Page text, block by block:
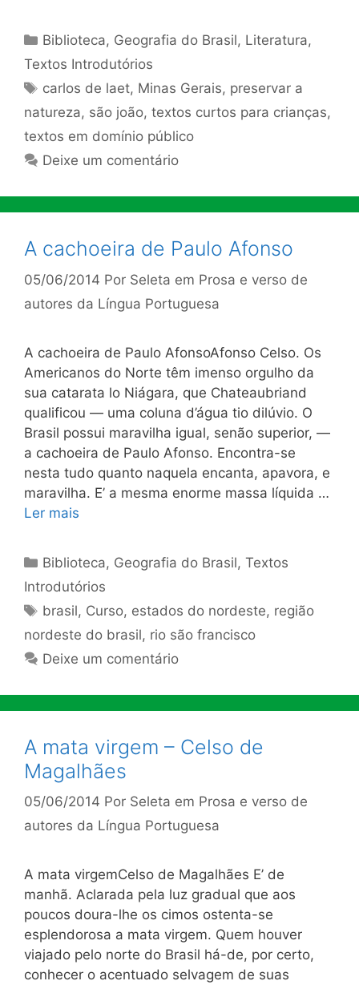
Categorias
Biblioteca, Geografia do Brasil, Literatura,
Textos Introdutórios
Tags
carlos de laet, Minas Gerais, preservar a
natureza, são joão, textos curtos para crianças,
textos em domínio público
Deixe um comentário
A cachoeira de Paulo Afonso
05/06/2014 Por Seleta em Prosa e verso de
autores da Língua Portuguesa
A cachoeira de Paulo AfonsoAfonso Celso. Os
Americanos do Norte têm imenso orgulho da
sua catarata lo Niágara, que Chateaubriand
qualificou — uma coluna d’água tio dilúvio. O
Brasil possui maravilha igual, senão superior, —
a cachoei­ra de Paulo Afonso. Encontra-se
nesta tudo quanto naquela encanta, apavora, e
maravilha. E’ a mesma enorme massa líquida …
Ler mais
Categorias
Biblioteca, Geografia do Brasil,Textos
Introdutórios
Tags
brasil, Curso, estados do nordeste, região
nordeste do brasil, rio são francisco
Deixe um comentário
A mata virgem – Celso de
Magalhães
05/06/2014 Por Seleta em Prosa e verso de
autores da Língua Portuguesa
A mata virgemCelso de Magalhães E’ de
manhã. Aclarada pela luz gradual que aos
poucos doura-lhe os cimos ostenta-se
esplendorosa a mata virgem. Quem houver
viajado pelo norte do Brasil há-de, por certo,
conhecer o acentuado selvagem de suas